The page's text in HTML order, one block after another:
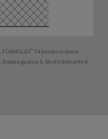
T4 posato in piena
guaina 5. Strato drenante 6.